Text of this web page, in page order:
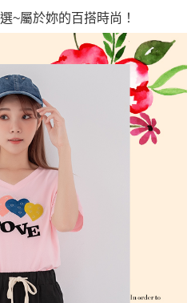
~屬於妳的百搭時尚！